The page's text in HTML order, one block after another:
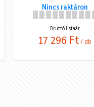
Nincs raktáron
Bruttó listaár
17 296 Ft / db